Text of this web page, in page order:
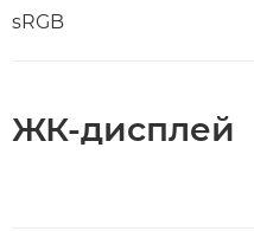
sRGB
ЖК-дисплей